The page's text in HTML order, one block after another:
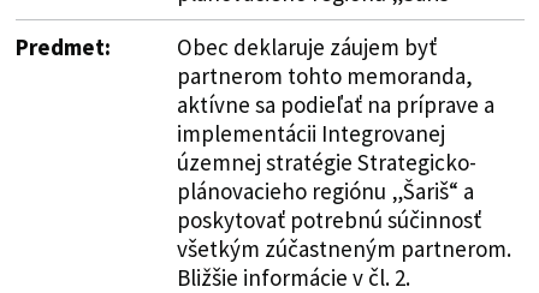
Predmet:
Obec deklaruje záujem byť
partnerom tohto memoranda,
aktívne sa podieľať na príprave a
implementácii Integrovanej
územnej stratégie Strategicko-
plánovacieho regiónu „Šariš“ a
poskytovať potrebnú súčinnosť
všetkým zúčastneným partnerom.
Bližšie informácie v čl. 2.